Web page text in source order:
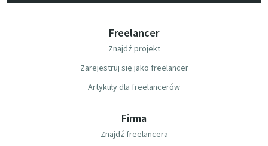
Freelancer
Znajdź projekt
Zarejestruj się jako freelancer
Artykuły dla freelancerów
Firma
Znajdź freelancera